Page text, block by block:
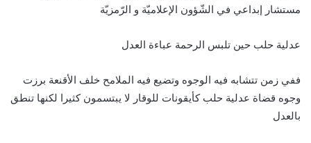
مستشار إبداعي في الشّؤون الإعلاميّة و الرّمزيّة
عدلية حلب حين تلبس الرحمة عباءة العدل
ففي زمن تتشابه فيه الوجوه وتضيع فيه الملامح خلف الأقنعة برزت
وجوه قضاة عدلية حلب كأيقونات للوقار لا يبتسمون كثيرا لكنها تنطق
بالعدل